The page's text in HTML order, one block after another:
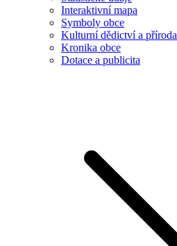
Interaktivní mapa
Symboly obce
Kulturní dědictví a příroda
Kronika obce
Dotace a publicita